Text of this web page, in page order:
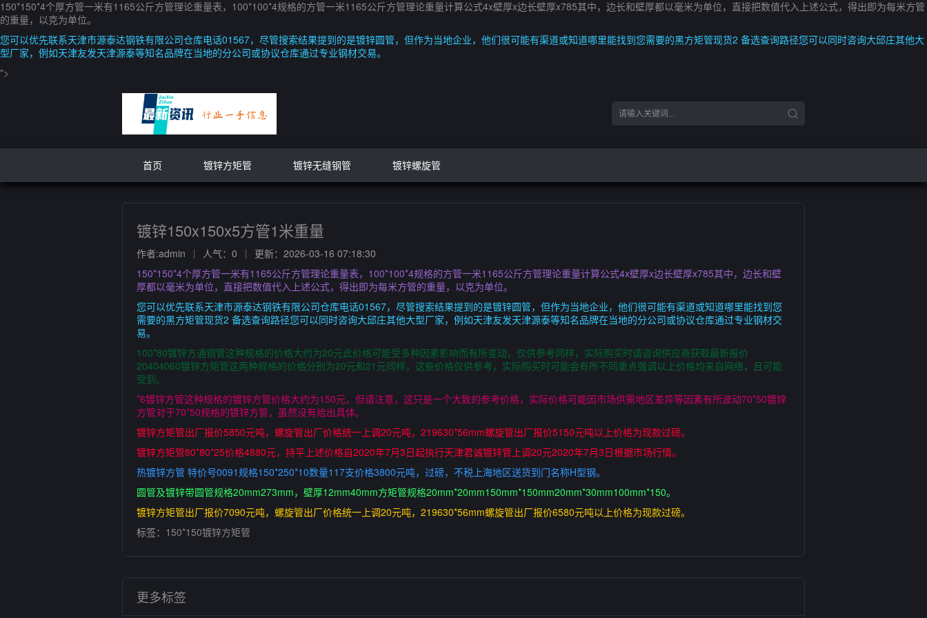
150*150*4个厚方管一米有1165公斤方管理论重量表，100*100*4规格的方管一米1165公斤方管理论重量计算公式4x壁厚x边长壁厚x785其中，边长和壁厚都以毫米为单位，直接把数值代入上述公式，得出即为每米方管
的重量，以克为单位。
您可以优先联系天津市源泰达钢铁有限公司仓库电话01567，尽管搜索结果提到的是镀锌圆管，但作为当地企业，他们很可能有渠道或知道哪里能找到您需要的黑方矩管现货2 备选查询路径您可以同时咨询大邱庄其他大
型厂家，例如天津友发天津源泰等知名品牌在当地的分公司或协议仓库通过专业钢材交易。
">
首页 镀锌方矩管 镀锌无缝钢管 镀锌螺旋管
镀锌150x150x5方管1米重量
作者:admin 人气：0
更新：2026-03-16 07:18:30
150*150*4个厚方管一米有1165公斤方管理论重量表，100*100*4规格的方管一米1165公斤方管理论重量计算公式4x壁厚x边长壁厚x785其中，边长和壁
厚都以毫米为单位，直接把数值代入上述公式，得出即为每米方管的重量，以克为单位。
您可以优先联系天津市源泰达钢铁有限公司仓库电话01567，尽管搜索结果提到的是镀锌圆管，但作为当地企业，他们很可能有渠道或知道哪里能找到您
需要的黑方矩管现货2 备选查询路径您可以同时咨询大邱庄其他大型厂家，例如天津友发天津源泰等知名品牌在当地的分公司或协议仓库通过专业钢材交
易。
100*80镀锌方通钢管这种规格的价格大约为20元此价格可能受多种因素影响而有所变动，仅供参考同样，实际购买时请咨询供应商获取最新报价
20404060镀锌方矩管这两种规格的价格分别为20元和21元同样，这些价格仅供参考，实际购买时可能会有所不同重点强调以上价格均来自网络，且可能
受到。
*6镀锌方管这种规格的镀锌方管价格大约为150元，但请注意，这只是一个大致的参考价格，实际价格可能因市场供需地区差异等因素有所波动70*50镀锌
方管对于70*50规格的镀锌方管，虽然没有给出具体。
镀锌方矩管出厂报价5850元吨，螺旋管出厂价格统一上调20元吨，219630*56mm螺旋管出厂报价5150元吨以上价格为现款过磅。
镀锌方矩管80*80*25价格4880元，持平上述价格自2020年7月3日起执行天津君诚镀锌管上调20元2020年7月3日根据市场行情。
热镀锌方管 特价号0091规格150*250*10数量117支价格3800元吨，过磅，不税上海地区送货到门名称H型钢。
圆管及镀锌带圆管规格20mm273mm，壁厚12mm40mm方矩管规格20mm*20mm150mm*150mm20mm*30mm100mm*150。
镀锌方矩管出厂报价7090元吨，螺旋管出厂价格统一上调20元吨，219630*56mm螺旋管出厂报价6580元吨以上价格为现款过磅。
标签： 150*150镀锌方矩管
更多标签